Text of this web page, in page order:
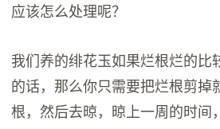
应该怎么处理呢？
我们养的绯花玉如果烂根烂的比
的话，那么你只需要把烂根剪掉
根，然后去晾，晾上一周的时间